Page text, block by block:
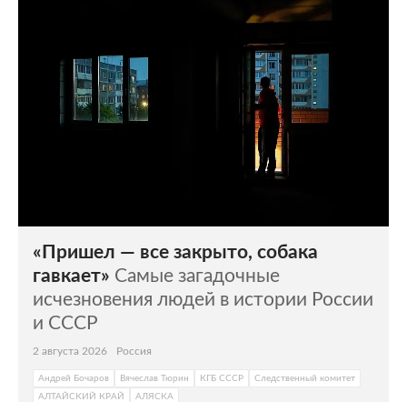
«Пришел — все закрыто, собака
гавкает» Самые загадочные
исчезновения людей в истории России
и СССР
2 августа 2026 Россия
Андрей Бочаров Вячеслав Тюрин КГБ СССР
Следственный комитет
АЛТАЙСКИЙ КРАЙ
АЛЯСКА